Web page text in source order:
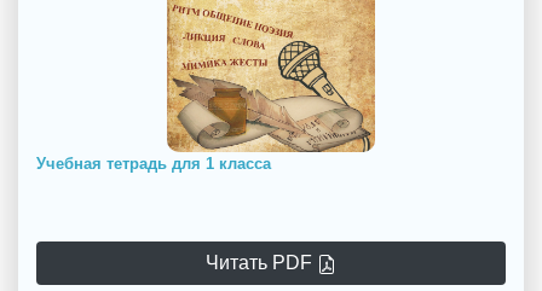
Учебная тетрадь для 1 класса
Читать PDF